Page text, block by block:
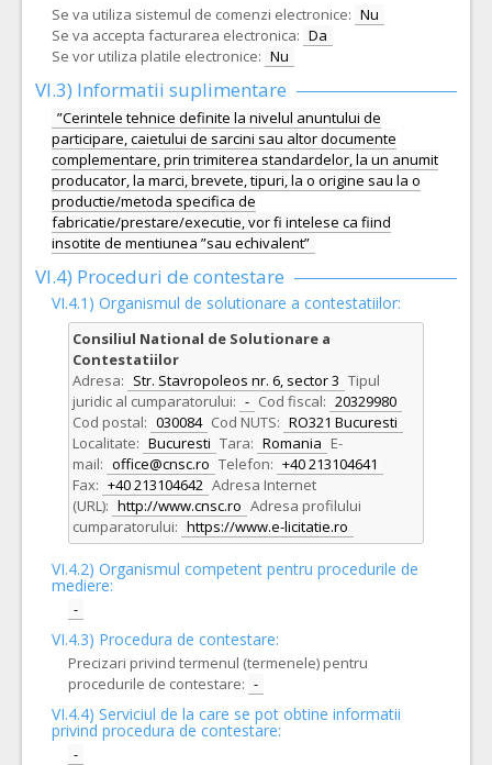
Se va utiliza sistemul de comenzi electronice: Nu
Se va accepta facturarea electronica: Da
Se vor utiliza platile electronice: Nu
VI.3) Informatii suplimentare
”Cerintele tehnice definite la nivelul anuntului de
participare, caietului de sarcini sau altor documente
complementare, prin trimiterea standardelor, la un anumit
producator, la marci, brevete, tipuri, la o origine sau la o
productie/metoda specifica de
fabricatie/prestare/executie, vor fi intelese ca fiind
insotite de mentiunea ”sau echivalent”
VI.4) Proceduri de contestare
VI.4.1) Organismul de solutionare a contestatiilor:
Consiliul National de Solutionare a
Contestatiilor
Adresa: Str. Stavropoleos nr. 6, sector 3 Tipul
juridic al cumparatorului: - Cod fiscal: 20329980
Cod postal: 030084 Cod NUTS: RO321 Bucuresti
Localitate: Bucuresti Tara: Romania E-
mail: office@cnsc.ro Telefon: +40 213104641
Fax: +40 213104642 Adresa Internet
(URL): http://www.cnsc.ro Adresa profilului
cumparatorului: https://www.e-licitatie.ro
VI.4.2) Organismul competent pentru procedurile de
mediere:
-
VI.4.3) Procedura de contestare:
Precizari privind termenul (termenele) pentru
procedurile de contestare: -
VI.4.4) Serviciul de la care se pot obtine informatii
privind procedura de contestare:
-